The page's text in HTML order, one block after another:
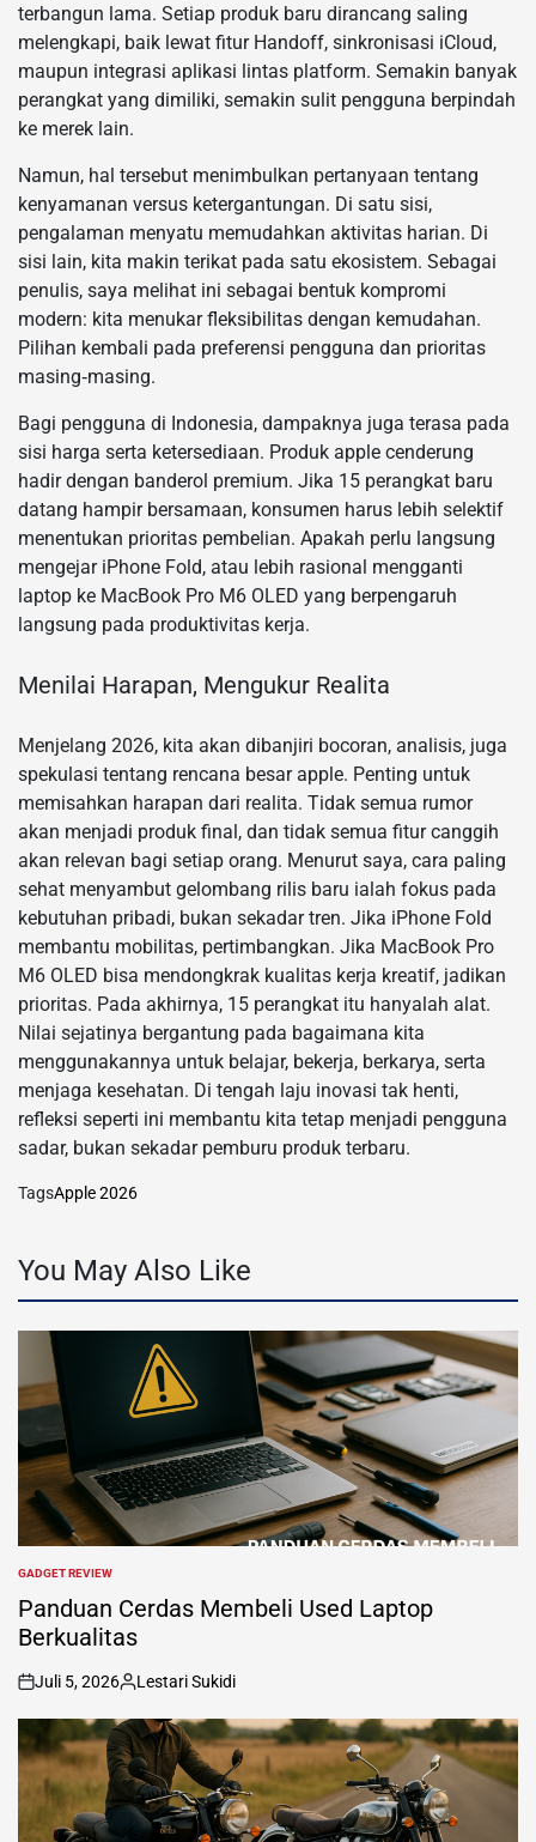
terbangun lama. Setiap produk baru dirancang saling
melengkapi, baik lewat fitur Handoff, sinkronisasi iCloud,
maupun integrasi aplikasi lintas platform. Semakin banyak
perangkat yang dimiliki, semakin sulit pengguna berpindah
ke merek lain.
Namun, hal tersebut menimbulkan pertanyaan tentang
kenyamanan versus ketergantungan. Di satu sisi,
pengalaman menyatu memudahkan aktivitas harian. Di
sisi lain, kita makin terikat pada satu ekosistem. Sebagai
penulis, saya melihat ini sebagai bentuk kompromi
modern: kita menukar fleksibilitas dengan kemudahan.
Pilihan kembali pada preferensi pengguna dan prioritas
masing‑masing.
Bagi pengguna di Indonesia, dampaknya juga terasa pada
sisi harga serta ketersediaan. Produk apple cenderung
hadir dengan banderol premium. Jika 15 perangkat baru
datang hampir bersamaan, konsumen harus lebih selektif
menentukan prioritas pembelian. Apakah perlu langsung
mengejar iPhone Fold, atau lebih rasional mengganti
laptop ke MacBook Pro M6 OLED yang berpengaruh
langsung pada produktivitas kerja.
Menilai Harapan, Mengukur Realita
Menjelang 2026, kita akan dibanjiri bocoran, analisis, juga
spekulasi tentang rencana besar apple. Penting untuk
memisahkan harapan dari realita. Tidak semua rumor
akan menjadi produk final, dan tidak semua fitur canggih
akan relevan bagi setiap orang. Menurut saya, cara paling
sehat menyambut gelombang rilis baru ialah fokus pada
kebutuhan pribadi, bukan sekadar tren. Jika iPhone Fold
membantu mobilitas, pertimbangkan. Jika MacBook Pro
M6 OLED bisa mendongkrak kualitas kerja kreatif, jadikan
prioritas. Pada akhirnya, 15 perangkat itu hanyalah alat.
Nilai sejatinya bergantung pada bagaimana kita
menggunakannya untuk belajar, bekerja, berkarya, serta
menjaga kesehatan. Di tengah laju inovasi tak henti,
refleksi seperti ini membantu kita tetap menjadi pengguna
sadar, bukan sekadar pemburu produk terbaru.
TagsApple 2026
You May Also Like
POSTED
IN
GADGET REVIEW
Panduan Cerdas Membeli Used Laptop
Berkualitas
on
Juli 5, 2026
Posted
by
Lestari Sukidi